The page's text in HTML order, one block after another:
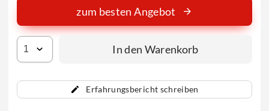
Erfahrungsbericht schreiben
zum besten Angebot
In den Warenkorb